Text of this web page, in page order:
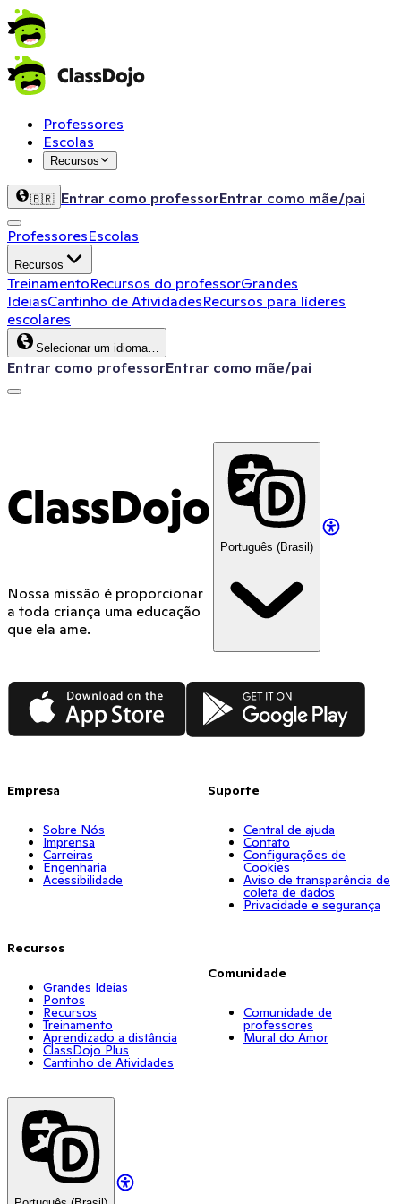
Professores
Escolas
Recursos
🇧🇷 Entrar como professorEntrar como mãe/pai
ProfessoresEscolas
Recursos
TreinamentoRecursos do professorGrandes
IdeiasCantinho de AtividadesRecursos para líderes
escolares
Selecionar um idioma…
Entrar como professorEntrar como mãe/pai
ClassDojo
Nossa missão é proporcionar
a toda criança uma educação
que ela ame.
Português (Brasil)
App Store Google Play
Empresa
Sobre Nós
Imprensa
Carreiras
Engenharia
Acessibilidade
Recursos
Grandes Ideias
Pontos
Recursos
Treinamento
Aprendizado a distância
ClassDojo Plus
Cantinho de Atividades
Suporte
Central de ajuda
Contato
Configurações de
Cookies
Aviso de transparência de
coleta de dados
Privacidade e segurança
Comunidade
Comunidade de
professores
Mural do Amor